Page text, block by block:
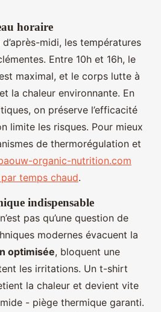
horaire
midi, les températures
Entre 10h et 16h, le
maximal, et le corps lutte à
la chaleur environnante. En
on préserve l’efficacité
limite les risques. Pour mieux
de thermorégulation et
organic-nutrition.com
temps chaud.
indispensable
pas qu’une question de
modernes évacuent la
optimisée, bloquent une
les irritations. Un t-shirt
la chaleur et devient vite
- piège thermique garanti.